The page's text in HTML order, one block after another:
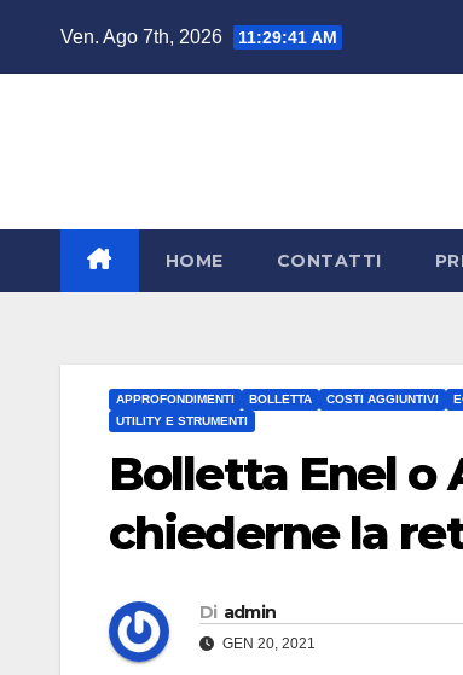
Ven. Ago 7th, 2026 11:29:42 AM
HOME CONTATTI
APPROFONDIMENTI BOLLETTA COSTI AGGIUNTIVI
UTILITY E STRUMENTI
Bolletta Enel o
chiederne la
Di admin
GEN 20, 2021